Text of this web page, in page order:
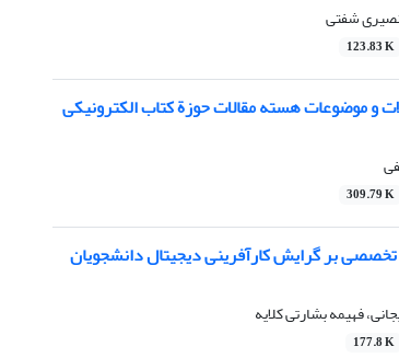
نصیری شفتی
123.83 K
و موضوعات هسته مقالات حوزة کتاب الکترونیکی
309.79 K
بر گرایش کارآفرینی دیجیتال دانشجویان
فهیمه بشارتی کلایه
177.8 K